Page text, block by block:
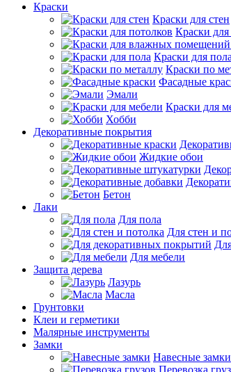
Краски
Краски для стен
Краски для
Краски для пола
Краски по
Фасадные
Эмали
Краски для
Хобби
Декоративные покрытия
Жидкие обои
Бетон
Лаки
Для пола
Для стен и
Для мебели
Защита дерева
Лазурь
Масла
Грунтовки
Клеи и герметики
Малярные инструменты
Замки
Навесные замки
Перевозка